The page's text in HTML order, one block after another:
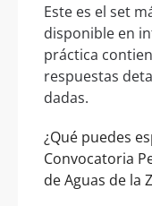
Este es el set
disponible en
práctica
respuestas
dadas.
¿Qué puedes
Convocatoria
de Aguas de la